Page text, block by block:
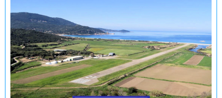
Fermeture temporaire de la baignade Plage du Lido -
Purraja par mesure de précaution
Décision du Maire du 09 juillet 2026